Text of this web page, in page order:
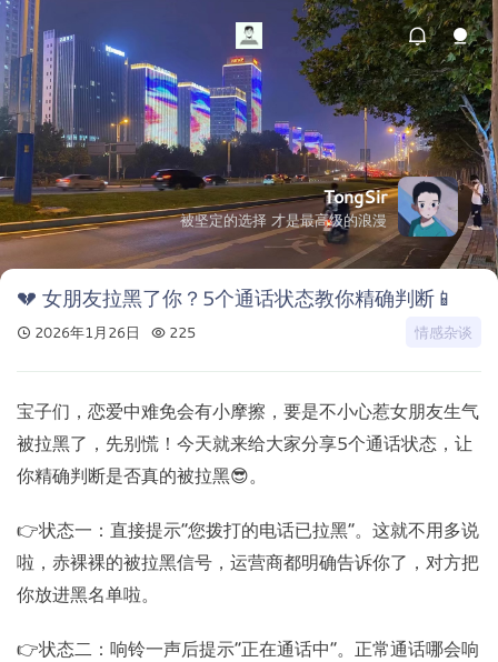
TongSir
被坚定的选择 才是最高级的浪漫
💔 女朋友拉黑了你？5个通话状态教你精确判断📱
2026年1月26日 225 情感杂谈
宝子们，恋爱中难免会有小摩擦，要是不小心惹女朋友生气
被拉黑了，先别慌！今天就来给大家分享5个通话状态，让
你精确判断是否真的被拉黑😎。
👉状态一：直接提示“您拨打的电话已拉黑”。这就不用多说
啦，赤裸裸的被拉黑信号，运营商都明确告诉你了，对方把
你放进黑名单啦。
👉状态二：响铃一声后提示“正在通话中”。正常通话哪会响